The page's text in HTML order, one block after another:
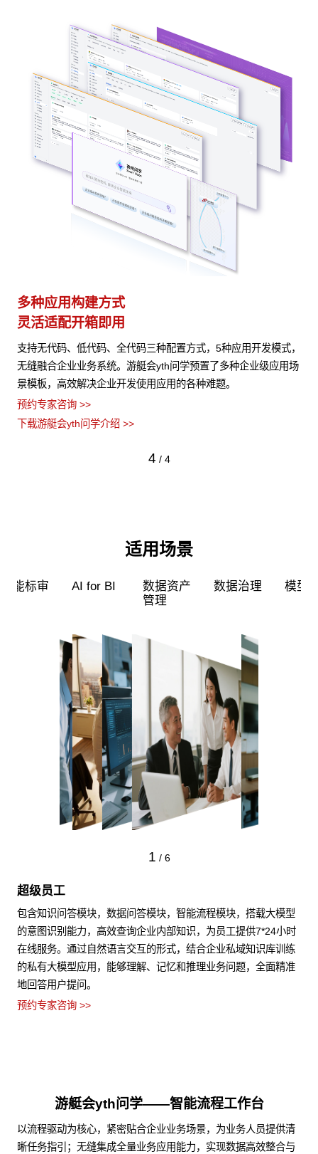
多种应用构建方式
灵活适配开箱即用
支持无代码、低代码、全代码三种配置方式，5种应用开发模式，
无缝融合企业业务系统。游艇会yth问学预置了多种企业级应用场
景模板，高效解决企业开发使用应用的各种难题。
预约专家咨询 >>
下载游艇会yth问学介绍 >>
4 / 4
适用场景
超级员工 智能标审 AI for BI
数据资产
1 / 6
超级员工
包含知识问答模块，数据问答模块，智能流程模块，搭载大模型
的意图识别能力，高效查询企业内部知识，为员工提供7*24小时
在线服务。通过自然语言交互的形式，结合企业私域知识库训练
的私有大模型应用，能够理解、记忆和推理业务问题，全面精准
地回答用户提问。
预约专家咨询 >>
游艇会yth问学——智能流程工作台
以流程驱动为核心，紧密贴合企业业务场景，为业务人员提供清
晰任务指引；无缝集成全量业务应用能力，实现数据高效整合与